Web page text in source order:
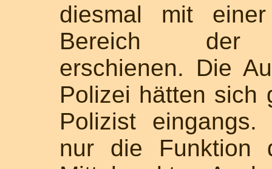
diesmal mit
Bereich der
erschienen. Die
Polizei hätten sich
Polizist
nur die Funktion